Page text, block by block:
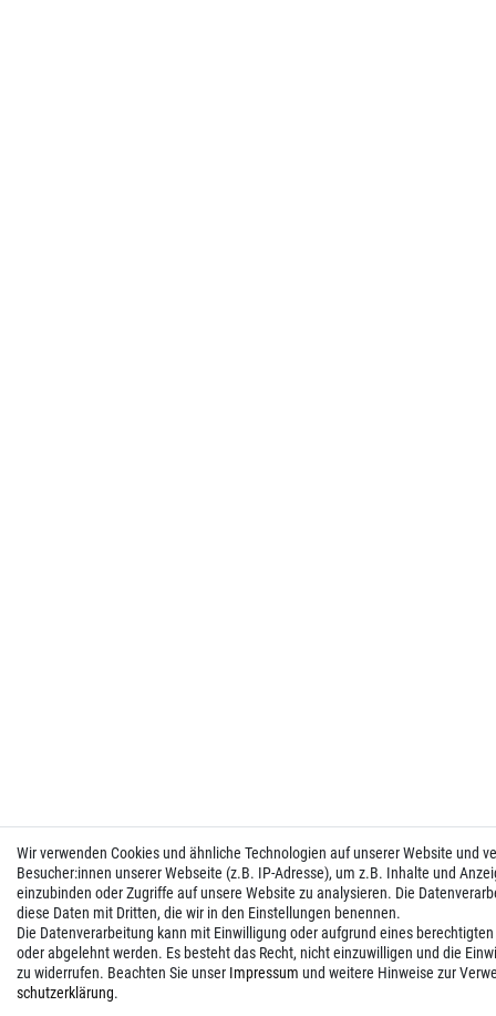
Wir verwenden Cookies und ähnliche Technologien auf unserer Website und
Besucher:innen unserer Webseite (z.B. IP-Adresse), um z.B. Inhalte und
einzubinden oder Zugriffe auf unsere Website zu analysieren. Die
diese Daten mit Dritten, die wir in den Einstellungen benennen.
Die Datenverarbeitung kann mit Einwilligung oder aufgrund eines
oder abgelehnt werden. Es besteht das Recht, nicht einzuwilligen und die
zu widerrufen. Beachten Sie unser Impressum und weitere Hinweise zur
schutz­erklärung.